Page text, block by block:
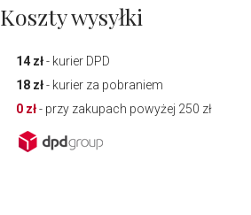
Koszty wysyłki
14 zł- kurier DPD
18 zł- kurier za pobraniem
0 zł- przy zakupach powyżej 250 zł